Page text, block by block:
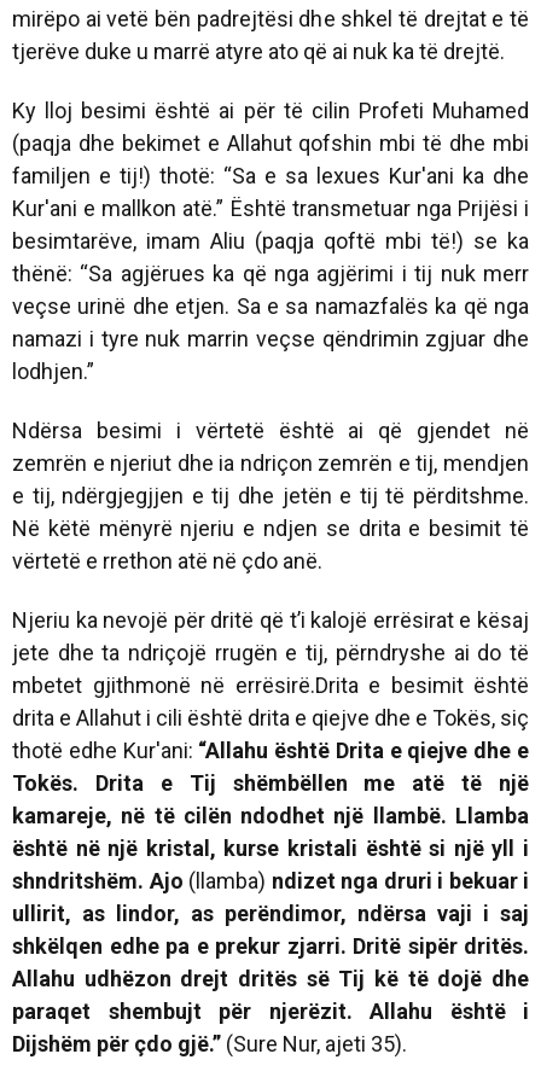
mirëpo ai vetë bën padrejtësi dhe shkel të drejtat e të
tjerëve duke u marrë atyre ato që ai nuk ka të drejtë.
Ky lloj besimi është ai për të cilin Profeti Muhamed
(paqja dhe bekimet e Allahut qofshin mbi të dhe mbi
familjen e tij!) thotë: “Sa e sa lexues Kur'ani ka dhe
Kur'ani e mallkon atë.” Është transmetuar nga Prijësi i
besimtarëve, imam Aliu (paqja qoftë mbi të!) se ka
thënë: “Sa agjërues ka që nga agjërimi i tij nuk merr
veçse urinë dhe etjen. Sa e sa namazfalës ka që nga
namazi i tyre nuk marrin veçse qëndrimin zgjuar dhe
lodhjen.”
Ndërsa besimi i vërtetë është ai që gjendet në
zemrën e njeriut dhe ia ndriçon zemrën e tij, mendjen
e tij, ndërgjegjjen e tij dhe jetën e tij të përditshme.
Në këtë mënyrë njeriu e ndjen se drita e besimit të
vërtetë e rrethon atë në çdo anë.
Njeriu ka nevojë për dritë që t’i kalojë errësirat e kësaj
jete dhe ta ndriçojë rrugën e tij, përndryshe ai do të
mbetet gjithmonë në errësirë.Drita e besimit është
drita e Allahut i cili është drita e qiejve dhe e Tokës, siç
thotë edhe Kur'ani: “Allahu është Drita e qiejve dhe e
Tokës. Drita e Tij shëmbëllen me atë të një
kamareje, në të cilën ndodhet një llambë. Llamba
është në një kristal, kurse kristali është si një yll i
shndritshëm. Ajo (llamba) ndizet nga druri i bekuar i
ullirit, as lindor, as perëndimor, ndërsa vaji i saj
shkëlqen edhe pa e prekur zjarri. Dritë sipër dritës.
Allahu udhëzon drejt dritës së Tij kë të dojë dhe
paraqet shembujt për njerëzit. Allahu është i
Dijshëm për çdo gjë.” (Sure Nur, ajeti 35).